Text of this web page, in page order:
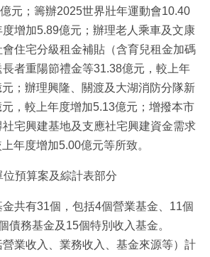
元；籌辦2025世界壯年運動會10.40
增加5.89億元；辦理老人乘車及文康
住宅分級租金補貼（含育兒租金加碼
者重陽節禮金等31.38億元，較上年
；辦理興隆、關渡及大湖消防分隊新
，較上年度增加5.13億元；增撥本市
宅興建基地及支應社宅興建資金需求
年度增加5.00億元等所致。
預算案及綜計表部分
共有31個，包括4個營業基金、11個
債務基金及15個特別收入基金。
業收入、業務收入、基金來源等）計